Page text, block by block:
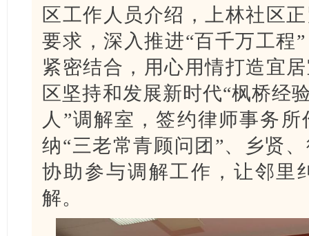
区工作人员介绍，上林社区
要求，深入推进“百千万工程
紧密结合，用心用情打造宜
区坚持和发展新时代“枫桥经
人”调解室，签约律师事务
纳“三老常青顾问团”、乡贤
协助参与调解工作，让邻里
解。